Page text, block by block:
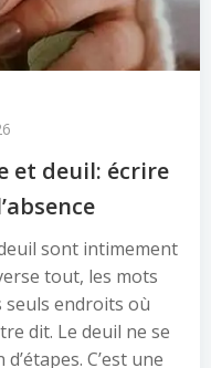
et deuil: écrire
sont intimement
tout, les mots
seuls endroits où
dit. Le deuil ne se
C’est une